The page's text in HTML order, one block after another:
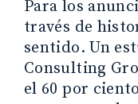
Para los
través de
sentido. Un
Consulting
el 60 por